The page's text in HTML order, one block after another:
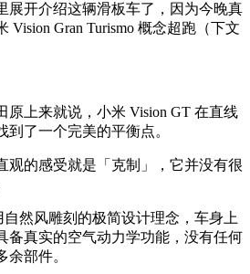
展开介绍这辆滑板车了，因为今晚真
Gran Turismo 概念超跑 （下文
原上来就说，小米 Vision GT 在直线
了一个完美的平衡点。
观的感受就是「克制」，它并没有很
然风雕刻的极简设计理念，车身上
备真实的空气动力学功能，没有任何
部件。